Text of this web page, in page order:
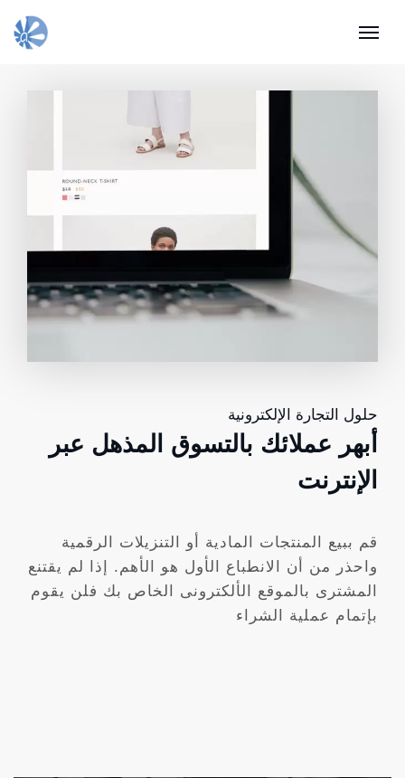
حلول التجارة الإلكترونية
أبهر عملائك بالتسوق المذهل عبر
الإنترنت
قم ببيع المنتجات المادية أو التنزيلات الرقمية
واحذر من أن الانطباع الأول هو الأهم. إذا لم يقتنع
المشترى بالموقع الألكترونى الخاص بك فلن يقوم
بإتمام عملية الشراء